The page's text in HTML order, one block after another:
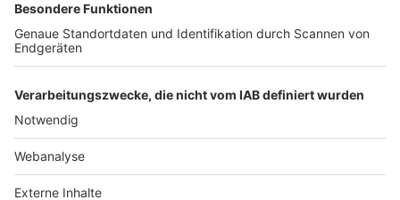
Nutzungsbedingungen Datenschutz Impressum